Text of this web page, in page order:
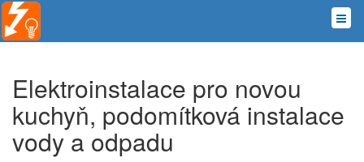
Elektroinstalace pro novou
kuchyň, podomítková instalace
vody a odpadu